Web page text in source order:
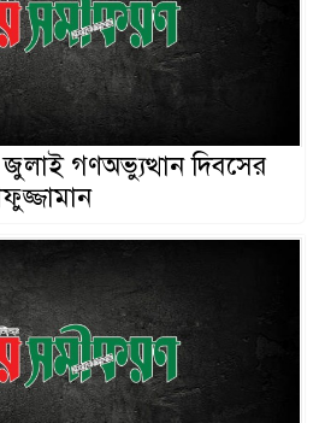
জুলাই গণঅভ্যুত্থান দিবসের